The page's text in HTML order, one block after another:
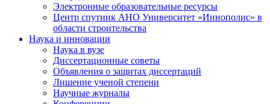
Электронные образовательные ресурсы
Центр спутник АНО Университет «Иннополис» в
области строительства
Наука и инновации
Наука в вузе
Диссертационные советы
Объявления о защитах диссертаций
Лишение ученой степени
Научные журналы